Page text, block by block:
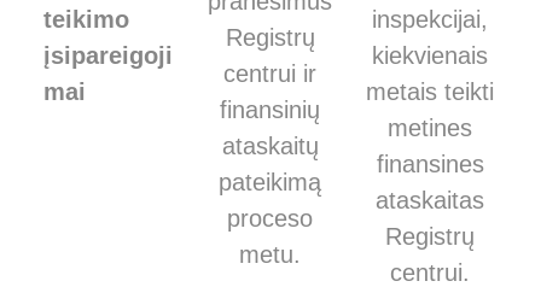
teikimo
įsipareigoji
mai
Registrų
centrui ir
finansinių
ataskaitų
pateikimą
proceso
metu.
inspekcijai,
kiekvienais
metais teikti
metines
finansines
ataskaitas
Registrų
centrui.